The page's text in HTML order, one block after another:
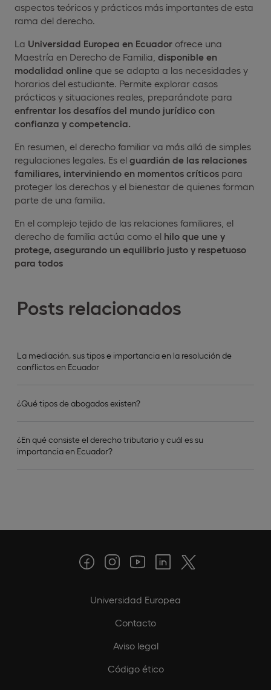
Posts relacionados
La mediación, sus tipos e importancia en la resolución de
conflictos en Ecuador
¿Qué tipos de abogados existen?
¿En qué consiste el derecho tributario y cuál es su
importancia en Ecuador?
aspectos teóricos y prácticos más importantes de esta
rama del derecho.
La Universidad Europea en Ecuador ofrece una
Maestría en Derecho de Familia, disponible en
modalidad online que se adapta a las necesidades y
horarios del estudiante. Permite explorar casos
prácticos y situaciones reales, preparándote para
enfrentar los desafíos del mundo jurídico con
confianza y competencia.
En resumen, el derecho familiar va más allá de simples
regulaciones legales. Es el guardián de las relaciones
familiares, interviniendo en momentos críticos para
proteger los derechos y el bienestar de quienes forman
parte de una familia.
En el complejo tejido de las relaciones familiares, el
derecho de familia actúa como el hilo que une y
protege, asegurando un equilibrio justo y respetuoso
para todos
Universidad Europea
Contacto
Aviso legal
Código ético